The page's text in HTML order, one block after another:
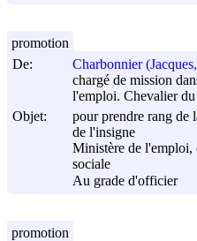
De:
Charbonnier
chargé de mission
l'emploi. Chevalier
Objet:
pour prendre rang de
de l'insigne
Ministère de l'emploi,
sociale
Au grade d'officier
promotion
promotion